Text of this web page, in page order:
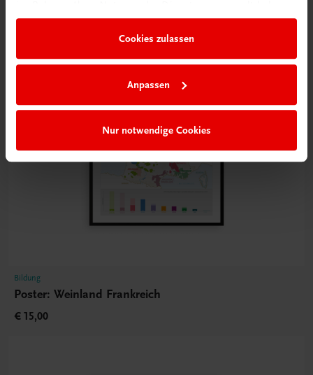
Cookies zulassen
Anpassen
Nur notwendige Cookies
Bildung
Poster: Weinland Frankreich
€ 15,00